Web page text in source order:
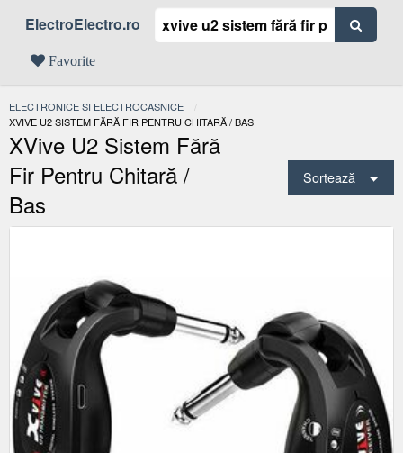
ElectroElectro.ro
Favorite
ELECTRONICE SI ELECTROCASNICE
ACTUAL:
XVIVE U2 SISTEM FĂRĂ FIR PENTRU CHITARĂ / BAS
XVive U2 Sistem Fără
Fir Pentru Chitară /
Bas
Sortează